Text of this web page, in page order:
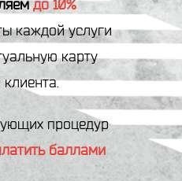
до 10%
каждой услуги
карту
процедур
баллами